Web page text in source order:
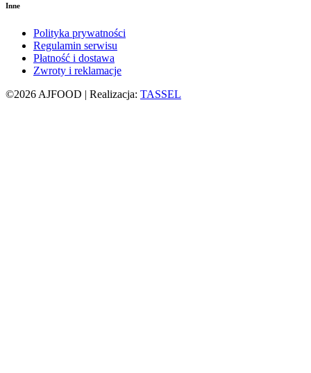
Inne
Polityka prywatności
Regulamin serwisu
Płatność i dostawa
Zwroty i reklamacje
©2026 AJFOOD | Realizacja: TASSEL